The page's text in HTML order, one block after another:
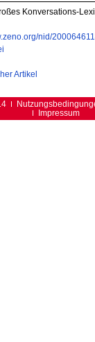
Konversations-
nid/
Artikel
Impressum